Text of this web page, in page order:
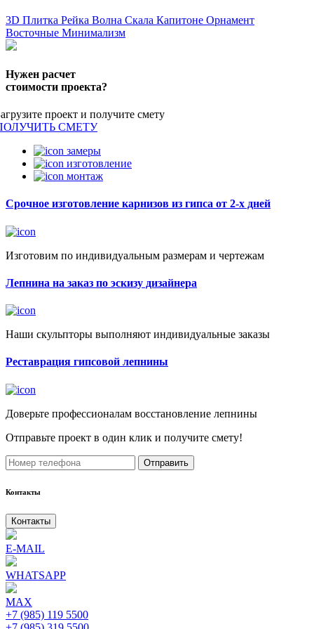
3D Плитка Рейка Волна Скала Капитоне Орнамент
Восточные Минимализм
Нужен расчет
стоимости проекта?
проект и получите смету
СМЕТУ
замеры
изготовление
монтаж
Срочное изготовление карнизов из гипса от 2-х дней
Изготовим по индивидуальным размерам и чертежам
Лепнина на заказ по эскизу дизайнера
Наши скульпторы выполняют индивидуальные заказы
Реставрация гипсовой лепнины
Доверьте профессионалам восстановление лепнины
Отправьте проект в один клик и получите смету!
Отправить
Контакты
Контакты
E-MAIL
WHATSAPP
MAX
+7 (985) 119 5500